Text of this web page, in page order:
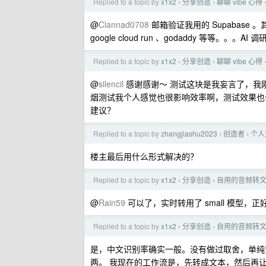
› ›
@Clannad0708 邮箱验证我用的 Supabase 。
google cloud run 、godaddy 等等。。。AI 调
Replied to a topic byx1x2 › 分享创造 › 聊聊 vibe 心得
@silencil 感谢感谢～ 测试这块是我妄言了，
烟测试我个人感觉也很影响效率啊，测试效果
建议？
Replied to a topic byzhangjiashu2023 › 创造者 › 个
楼主最后用什么形式解决的？
Replied to a topic byx1x2 › 分享创造 › 自用的音频转
@Rain59 可以了，实时转用了 small 模型，正
Replied to a topic byx1x2 › 分享创造 › 自用的音频转
是，中文识别率确实一般。没有做过取舍，单
两。 我现在的工作流是，先转成文本，然后再